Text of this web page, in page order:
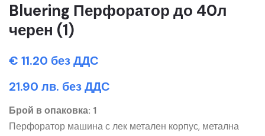
Bluering Перфоратор до 40л
черен (1)
€ 11.20 без ДДС
21.90 лв. без ДДС
Брой в опаковка: 1
Перфоратор машина с лек метален корпус, метална